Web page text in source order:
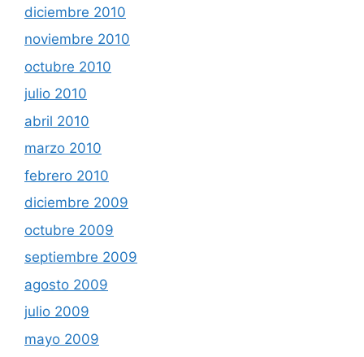
diciembre 2010
noviembre 2010
octubre 2010
julio 2010
abril 2010
marzo 2010
febrero 2010
diciembre 2009
octubre 2009
septiembre 2009
agosto 2009
julio 2009
mayo 2009